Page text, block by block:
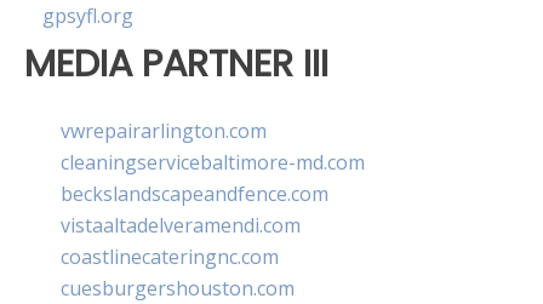
gpsyfl.org
MEDIA PARTNER III
vwrepairarlington.com
cleaningservicebaltimore-md.com
beckslandscapeandfence.com
vistaaltadelveramendi.com
coastlinecateringnc.com
cuesburgershouston.com